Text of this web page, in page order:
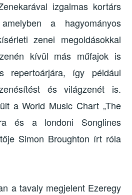
izgalmas kortárs
a hagyományos
zenei megoldásokkal
kívül más műfajok is
repertoárjára, így például
és világzenét is.
a World Music Chart „The
és a londoni Songlines
Simon Broughton írt róla
a tavaly megjelent Ezeregy